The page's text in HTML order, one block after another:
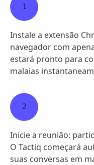
1
Instale a extensão
navegador com
estará pronto para
malaias
2
Inicie a reunião:
O Tactiq começará
suas conversas em